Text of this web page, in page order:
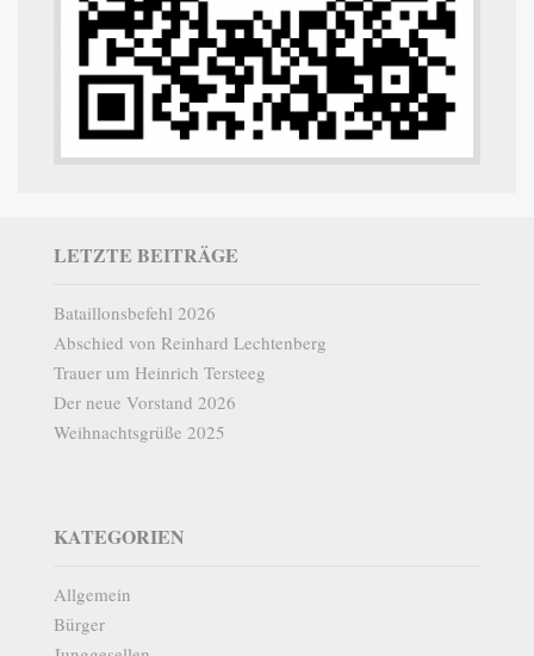
LETZTE BEITRÄGE
Bataillonsbefehl 2026
Abschied von Reinhard Lechtenberg
Trauer um Heinrich Tersteeg
Der neue Vorstand 2026
Weihnachtsgrüße 2025
KATEGORIEN
Allgemein
Bürger